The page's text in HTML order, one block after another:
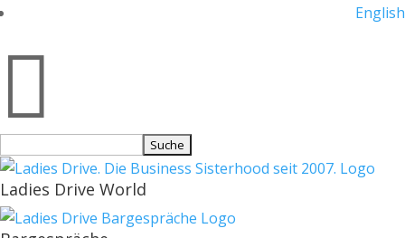
English

nach:
Ladies Drive World